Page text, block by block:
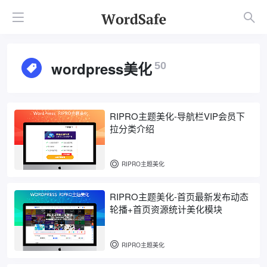
wordpress美化 50
RIPRO主题美化-导航栏VIP会员下
拉分类介绍
RIPRO主题美化
RIPRO主题美化-首页最新发布动态
轮播+首页资源统计美化模块
RIPRO主题美化